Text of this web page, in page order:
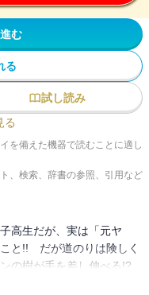
む
る
試し読み
る
を備えた機器で読むことに適し
、検索、辞書の参照、引用など
高生だが、実は「元ヤ
と!! だが道のりは険しく
の樹が手を差し伸べる!?
。100％ピュアな胸きゅん